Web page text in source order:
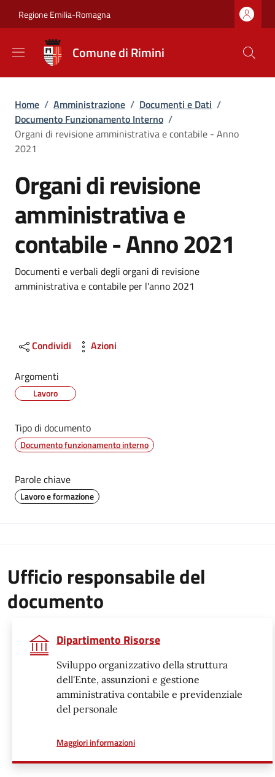
Regione Emilia-Romagna
Comune di Rimini
Briciole di pane
Home / Amministrazione / Documenti e Dati /
Documento Funzionamento Interno /
Organi di revisione amministrativa e contabile - Anno
2021
Organi di revisione
amministrativa e
contabile - Anno 2021
Dettagli
Documenti e verbali degli organi di revisione
amministrativa e contabile per l'anno 2021
Condividi Azioni
Argomenti
Lavoro
Tipo di documento
Documento funzionamento interno
Parole chiave
Lavoro e formazione
Ufficio responsabile del
documento
Dipartimento Risorse
Sviluppo organizzativo della struttura
dell'Ente, assunzioni e gestione
amministrativa contabile e previdenziale
del personale
Maggiori informazionia proposito di